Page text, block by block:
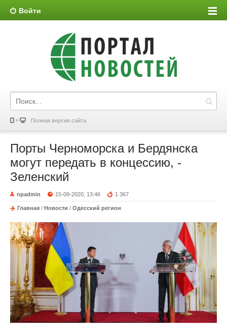
Войти
Полная версия сайта
Порты Черноморска и Бердянска
могут передать в концессию, -
Зеленский
npadmin 15-09-2020, 13:46 1 367
Главная / Новости / Одесский регион